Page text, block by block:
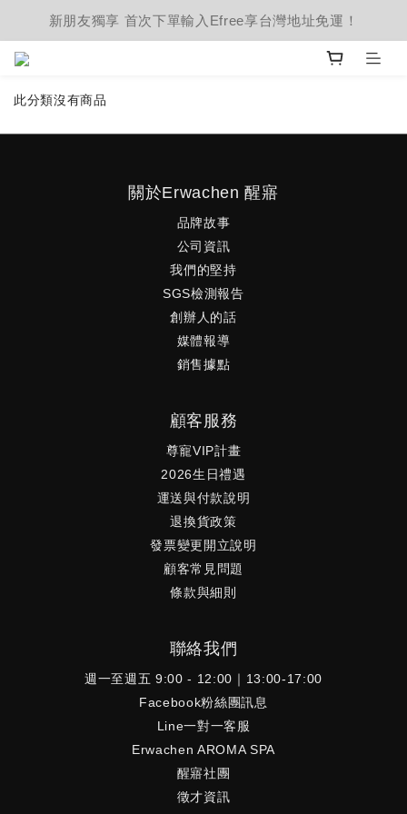
新朋友獨享 首次下單輸入Efree享台灣地址免運！
此分類沒有商品
關於Erwachen 醒寤
品牌故事
公司資訊
我們的堅持
SGS檢測報告
創辦人的話
媒體報導
銷售據點
顧客服務
尊寵VIP計畫
2026生日禮遇
運送與付款說明
退換貨政策
發票變更開立說明
顧客常見問題
條款與細則
聯絡我們
週一至週五 9:00 - 12:00｜13:00-17:00
Facebook粉絲團訊息
Line一對一客服
Erwachen AROMA SPA
醒寤社團
徵才資訊